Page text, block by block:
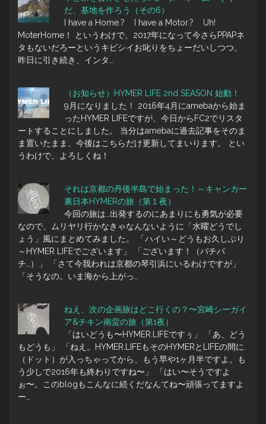
だ、基地を作ろう（その6）
I have a Home.? I have a Motor.? Uh!
MoterHome！ というわけで、2017年になって今さらPPAPネ
タもないだろーというキビシイお叱りをちょーだいしつつ、
昨日に引き続き、インタ…
（お知らせ）HYMER LIFE 2nd SEASON 始動！
9月になりました！ 2016年4月にamebaから始ま
ったHYMER LIFEですが、今日からFC2でリスタ
ートすることにしました。 当分はamebaに過去記事をそのま
ま置いたまま、今後はこちらだけ更新してまいります。 とい
うわけで、よろしくね！
それは京都の丹後半島で始まった！～キャンカー
裏日本HYMERの旅（第１夜）
今回の旅は…出発するのにあまりにも勇気が必要
なので、ムリヤリ行かなきゃなんないように「水曜どうでし
ょう」風にまとめてみました。 「ハイい～どうもお久しぶり
～HYMER LIFEでございます」 「ございます！（パチパ
チ…）」 「さて今我われは京都の琴引浜にいるわけですが」
「そうなの。いま海から上がっ…
ねえ、次の企画旅はどこ行くの？〜宮崎シーガイ
ア&チキン南蛮の旅（第1夜）
「はいどうも〜HYMER.LIFEですぅ」 「あ、どう
もどうも」 「ねえ。HYMER.LIFEもそのHYMERとLIFEの間に.
（ドット）が入っちゃってから、もう早や1ヶ月半ですよ。も
う少しで2016年も終わりですね〜」 「はい〜そうですよ
ぉ〜。このblogもこんなに続くだなんてね〜頑張ってますよ
ー…